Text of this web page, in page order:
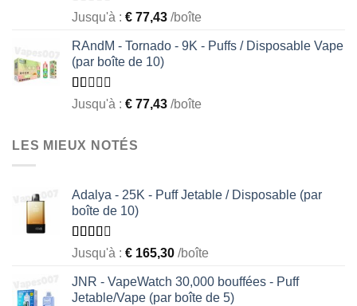
Rated
out
of 5
Jusqu'à : € 77,43 /boîte
RAndM - Tornado - 9K - Puffs / Disposable Vape
(par boîte de 10)
Rated
of
5
Jusqu'à : € 77,43 /boîte
LES MIEUX NOTÉS
Adalya - 25K - Puff Jetable / Disposable (par
boîte de 10)
Rated
out of
5
Jusqu'à : € 165,30 /boîte
JNR - VapeWatch 30,000 bouffées - Puff
Jetable/Vape (par boîte de 5)